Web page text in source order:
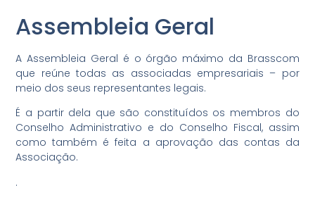
Assembleia Geral
A Assembleia Geral é o órgão máximo da Brasscom
que reúne todas as associadas empresariais – por
meio dos seus representantes legais.
É a partir dela que são constituídos os membros do
Conselho Administrativo e do Conselho Fiscal, assim
como também é feita a aprovação das contas da
Associação.
.